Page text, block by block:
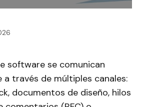
software se comunican
través de múltiples canales:
documentos de diseño, hilos